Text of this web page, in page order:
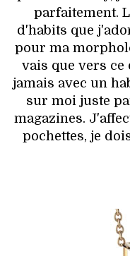
parfaitement.
d'habits que
pour ma
vais que vers ce
jamais avec un
sur moi juste
magazines.
pochettes, je